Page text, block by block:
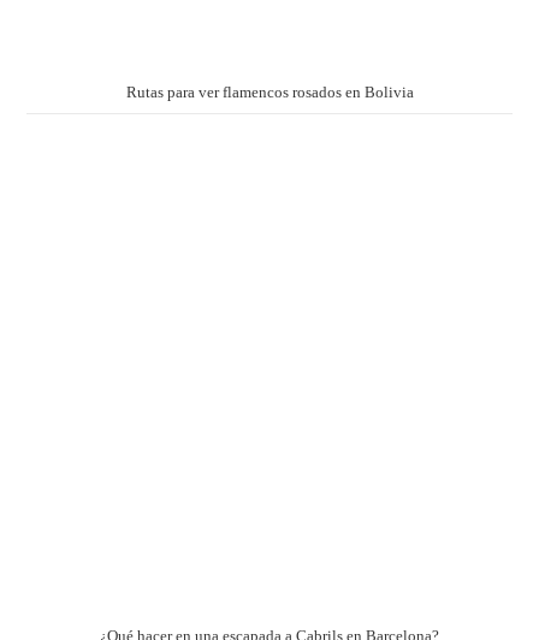
Rutas para ver flamencos rosados en Bolivia
¿Qué hacer en una escapada a Cabrils en Barcelona?